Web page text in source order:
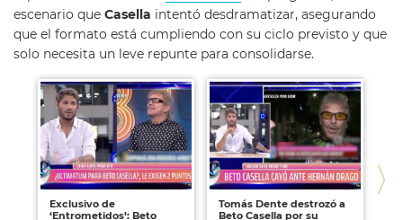
escenario que Casella intentó desdramatizar, asegurando
que el formato está cumpliendo con su ciclo previsto y que
solo necesita un leve repunte para consolidarse.
Exclusivo de
‘Entrometidos’: Beto
Tomás Dente destrozó a
Beto Casella por su